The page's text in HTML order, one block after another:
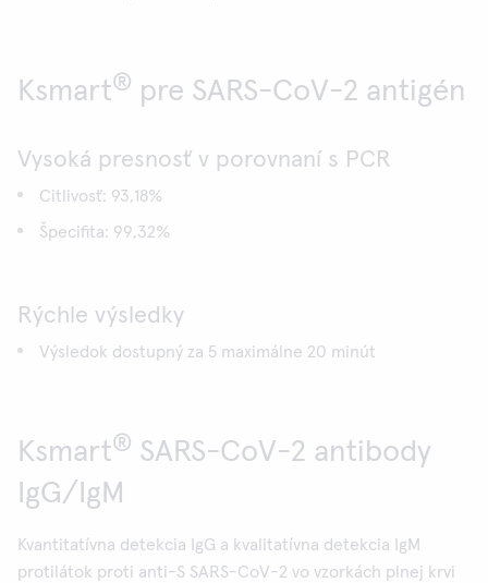
Ksmart® pre SARS-CoV-2 antigén
Vysoká presnosť v porovnaní s PCR
Citlivosť: 93,18%
Špecifita: 99,32%
Rýchle výsledky
Výsledok dostupný za 5 maximálne 20 minút
Ksmart® SARS-CoV-2 antibody
IgG/IgM
Kvantitatívna detekcia IgG a kvalitatívna detekcia IgM
protilátok proti anti-S SARS-CoV-2 vo vzorkách plnej krvi